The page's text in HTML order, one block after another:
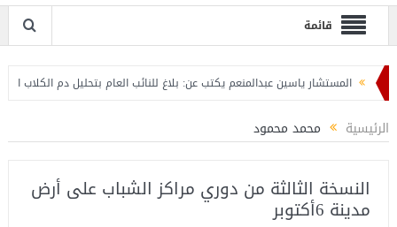
قائمة
المستشار ياسين عبدالمنعم يكتب عن: بلاغ للنائب العام بتحليل دم الكلاب الضالة
الرئيسية محمد محمود
النسخة الثالثة من دوري مراكز الشباب على أرض
مدينة 6أكتوبر